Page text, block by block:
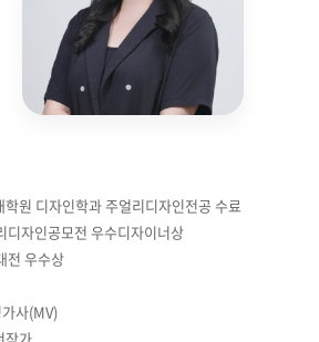
원 디자인학과 주얼리디자인전공 수료
디자인공모전 우수디자이너상
전 우수상
사(MV)